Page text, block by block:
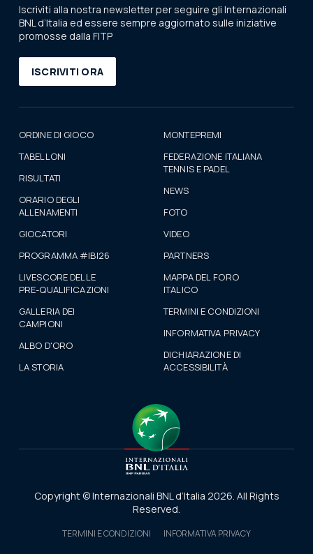
Iscriviti alla nostra newsletter per seguire gli Internazionali
BNL d’Italia ed essere sempre aggiornato sulle iniziative
promosse dalla FITP
ISCRIVITI ORA
ORDINE DI GIOCO
TABELLONI
RISULTATI
ORARIO DEGLI
ALLENAMENTI
GIOCATORI
PROGRAMMA #IBI26
LIVESCORE DELLE
PRE-QUALIFICAZIONI
GALLERIA DEI
CAMPIONI
ALBO D'ORO
LA STORIA
MONTEPREMI
FEDERAZIONE ITALIANA
TENNIS E PADEL
NEWS
FOTO
VIDEO
PARTNERS
MAPPA DEL FORO
ITALICO
TERMINI E CONDIZIONI
INFORMATIVA PRIVACY
DICHIARAZIONE DI
ACCESSIBILITÀ
Copyright © Internazionali BNL d’Italia 2026. All Rights
Reserved.
TERMINI E CONDIZIONI INFORMATIVA PRIVACY